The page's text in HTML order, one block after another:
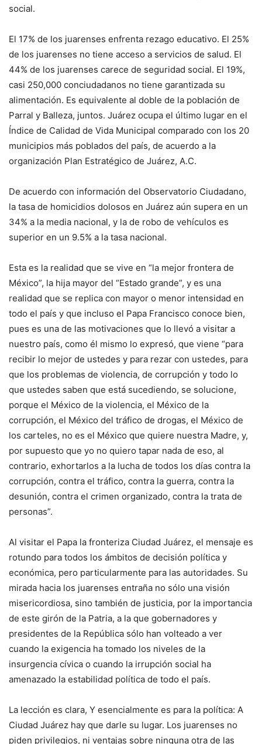
social.
El 17% de los juarenses enfrenta rezago educativo. El 25%
de los juarenses no tiene acceso a servicios de salud. El
44% de los juarenses carece de seguridad social. El 19%,
casi 250,000 conciudadanos no tiene garantizada su
alimentación. Es equivalente al doble de la población de
Parral y Balleza, juntos. Juárez ocupa el último lugar en el
Índice de Calidad de Vida Municipal comparado con los 20
municipios más poblados del país, de acuerdo a la
organización Plan Estratégico de Juárez, A.C.
De acuerdo con información del Observatorio Ciudadano,
la tasa de homicidios dolosos en Juárez aún supera en un
34% a la media nacional, y la de robo de vehículos es
superior en un 9.5% a la tasa nacional.
Esta es la realidad que se vive en “la mejor frontera de
México”, la hija mayor del “Estado grande”, y es una
realidad que se replica con mayor o menor intensidad en
todo el país y que incluso el Papa Francisco conoce bien,
pues es una de las motivaciones que lo llevó a visitar a
nuestro país, como él mismo lo expresó, que viene “para
recibir lo mejor de ustedes y para rezar con ustedes, para
que los problemas de violencia, de corrupción y todo lo
que ustedes saben que está sucediendo, se solucione,
porque el México de la violencia, el México de la
corrupción, el México del tráfico de drogas, el México de
los carteles, no es el México que quiere nuestra Madre, y,
por supuesto que yo no quiero tapar nada de eso, al
contrario, exhortarlos a la lucha de todos los días contra la
corrupción, contra el tráfico, contra la guerra, contra la
desunión, contra el crimen organizado, contra la trata de
personas”.
Al visitar el Papa la fronteriza Ciudad Juárez, el mensaje es
rotundo para todos los ámbitos de decisión política y
económica, pero particularmente para las autoridades. Su
mirada hacia los juarenses entraña no sólo una visión
misericordiosa, sino también de justicia, por la importancia
de este girón de la Patria, a la que gobernadores y
presidentes de la República sólo han volteado a ver
cuando la exigencia ha tomado los niveles de la
insurgencia cívica o cuando la irrupción social ha
amenazado la estabilidad política de todo el país.
La lección es clara, Y esencialmente es para la política: A
Ciudad Juárez hay que darle su lugar. Los juarenses no
piden privilegios, ni ventajas sobre ninguna otra de las